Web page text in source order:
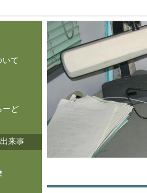
いて
ーど
来事